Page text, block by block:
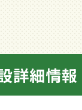
詳細情報